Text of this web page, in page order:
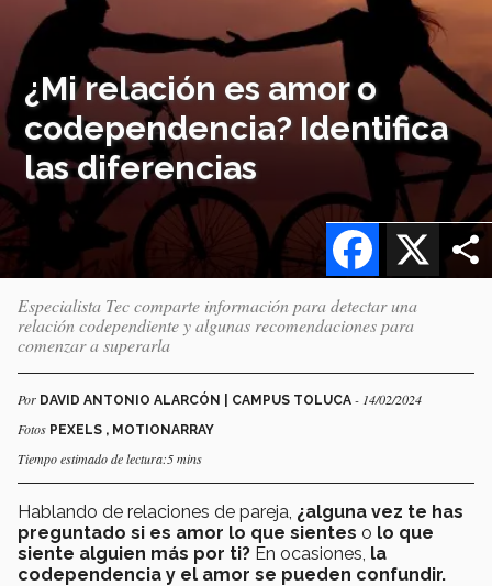
¿Mi relación es amor o
codependencia? Identifica
las diferencias
X
Facebook
Especialista Tec comparte información para detectar una
relación codependiente y algunas recomendaciones para
comenzar a superarla
Por DAVID ANTONIO ALARCÓN | CAMPUS TOLUCA - 14/02/2024
Fotos PEXELS , MOTIONARRAY
Tiempo estimado de lectura:5 mins
Hablando de relaciones de pareja, ¿alguna vez te has
preguntado si es amor lo que sientes o lo que
siente alguien más por ti? En ocasiones, la
codependencia y el amor se pueden confundir.